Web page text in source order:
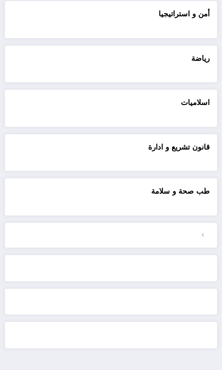
أمن و استراتيجيا
رياضة
اسلاميات
قانون تشريع و ادارة
طب صحة و سلامة